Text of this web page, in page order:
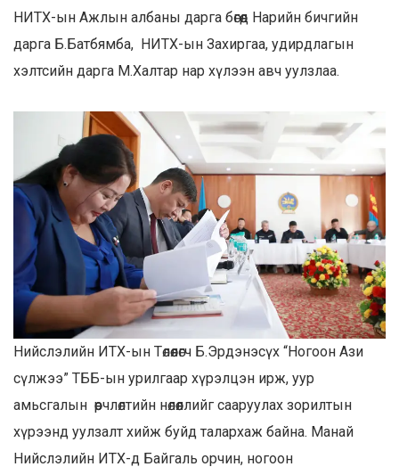
НИТХ-ын Ажлын албаны дарга бөгөөд Нарийн бичгийн
дарга Б.Батбямба, НИТХ-ын Захиргаа, удирдлагын
хэлтсийн дарга М.Халтар нар хүлээн авч уулзлаа.
Нийслэлийн ИТХ-ын Төлөөлөгч Б.Эрдэнэсүх “Ногоон Ази
сүлжээ” ТББ-ын урилгаар хүрэлцэн ирж, уур
амьсгалын өөрчлөлтийн нөлөөллийг сааруулах зорилтын
хүрээнд уулзалт хийж буйд талархаж байна. Манай
Нийслэлийн ИТХ-д Байгаль орчин, ногоон